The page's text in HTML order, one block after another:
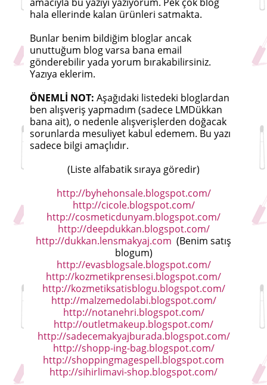
hala ellerinde kalan ürünleri satmakta.
Bunlar benim bildiğim bloglar ancak
unuttuğum blog varsa bana email
gönderebilir yada yorum bırakabilirsiniz.
Yazıya eklerim.
ÖNEMLİ NOT: Aşağıdaki listedeki bloglardan
ben alışveriş yapmadım (sadece LMDükkan
bana ait), o nedenle alışverişlerden doğacak
sorunlarda mesuliyet kabul edemem. Bu yazı
sadece bilgi amaçlıdır.
(Liste alfabatik sıraya göredir)
http://byhehonsale.blogspot.com/
http://cicole.blogspot.com/
http://cosmeticdunyam.blogspot.com/
http://deepdukkan.blogspot.com/
http://dukkan.lensmakyaj.com (Benim satış
blogum)
http://evasblogsale.blogspot.com/
http://kozmetikprensesi.blogspot.com/
http://kozmetiksatisblogu.blogspot.com/
http://malzemedolabi.blogspot.com/
http://notanehri.blogspot.com/
http://outletmakeup.blogspot.com/
http://sadecemakyajburada.blogspot.com/
http://shopp-ing-bag.blogspot.com/
http://shoppingmagespell.blogspot.com
http://sihirlimavi-shop.blogspot.com/